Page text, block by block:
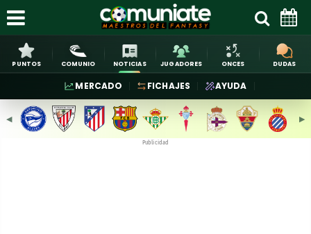
PUNTOS COMUNIO NOTICIAS JUGADORES ONCES DUDAS
MERCADO FICHAJES AYUDA
◀︎ ▶︎
Publicidad